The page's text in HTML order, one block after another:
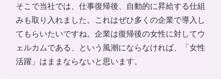
そこで当社では、仕事復帰後、自動的に昇給する仕組
みも取り入れました。これはぜひ多くの企業で導入し
てもらいたいですね。企業は復帰後の女性に対してウ
ェルカムである、という風潮にならなければ、「女性
活躍」はままならないと思います。